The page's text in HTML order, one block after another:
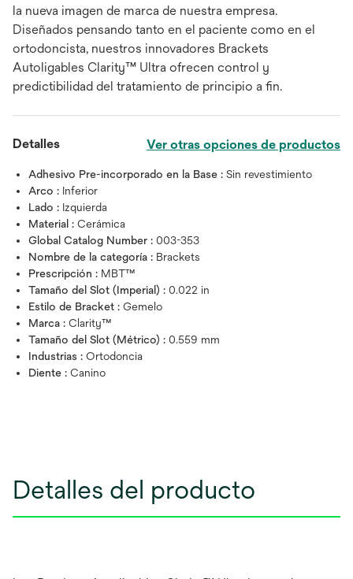
la nueva imagen de marca de nuestra empresa.
Diseñados pensando tanto en el paciente como en el
ortodoncista, nuestros innovadores Brackets
Autoligables Clarity™ Ultra ofrecen control y
predictibilidad del tratamiento de principio a fin.
Detalles Ver otras opciones de productos
Adhesivo Pre-incorporado en la Base : Sin revestimiento
Arco : Inferior
Lado : Izquierda
Material : Cerámica
Global Catalog Number : 003-353
Nombre de la categoría : Brackets
Prescripción : MBT™
Tamaño del Slot (Imperial) : 0.022 in
Estilo de Bracket : Gemelo
Marca : Clarity™
Tamaño del Slot (Métrico) : 0.559 mm
Industrias : Ortodoncia
Diente : Canino
Detalles del producto